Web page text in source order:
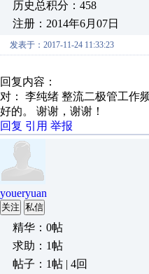
历史总积分：458
注册：2014年6月07日
发表于：2017-11-24 11:33:23
回复内容：
对： 李纯绪 整流二极管工作
好的。 谢谢，谢谢！
回复 引用 举报
youeryuan
关注 私信
精华：0帖
求助：1帖
帖子：1帖 | 4回